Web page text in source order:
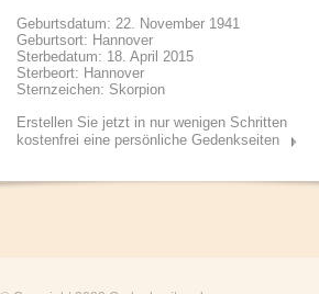
Geburtsdatum: 22. November 1941
Geburtsort: Hannover
Sterbedatum: 18. April 2015
Sterbeort: Hannover
Sternzeichen: Skorpion
Erstellen Sie jetzt in nur wenigen Schritten
kostenfrei eine persönliche Gedenkseiten